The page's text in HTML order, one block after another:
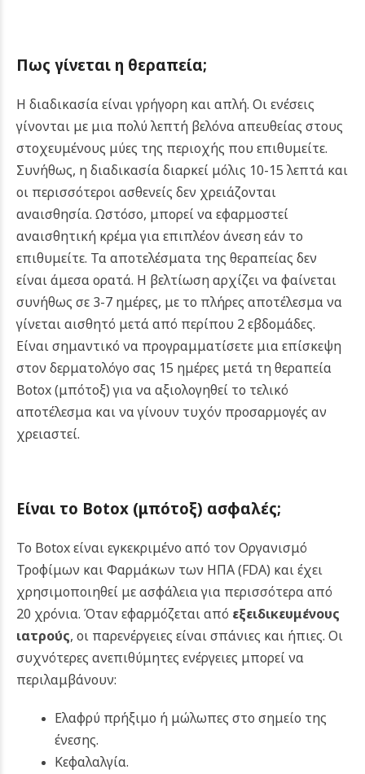
Πως γίνεται η θεραπεία;
Η διαδικασία είναι γρήγορη και απλή. Οι ενέσεις
γίνονται με μια πολύ λεπτή βελόνα απευθείας στους
στοχευμένους μύες της περιοχής που επιθυμείτε.
Συνήθως, η διαδικασία διαρκεί μόλις 10-15 λεπτά και
οι περισσότεροι ασθενείς δεν χρειάζονται
αναισθησία. Ωστόσο, μπορεί να εφαρμοστεί
αναισθητική κρέμα για επιπλέον άνεση εάν το
επιθυμείτε. Τα αποτελέσματα της θεραπείας δεν
είναι άμεσα ορατά. Η βελτίωση αρχίζει να φαίνεται
συνήθως σε 3-7 ημέρες, με το πλήρες αποτέλεσμα να
γίνεται αισθητό μετά από περίπου 2 εβδομάδες.
Είναι σημαντικό να προγραμματίσετε μια επίσκεψη
στον δερματολόγο σας 15 ημέρες μετά τη θεραπεία
Botox (μπότοξ)για να αξιολογηθεί το τελικό
αποτέλεσμα και να γίνουν τυχόν προσαρμογές αν
χρειαστεί.
Είναι το Botox (μπότοξ) ασφαλές;
Το Botox είναι εγκεκριμένο από τον Οργανισμό
Τροφίμων και Φαρμάκων των ΗΠΑ (FDA) και έχει
χρησιμοποιηθεί με ασφάλεια για περισσότερα από
20 χρόνια. Όταν εφαρμόζεται από εξειδικευμένους
ιατρούς, οι παρενέργειες είναι σπάνιες και ήπιες. Οι
συχνότερες ανεπιθύμητες ενέργειες μπορεί να
περιλαμβάνουν:
Ελαφρύ πρήξιμο ή μώλωπες στο σημείο της
ένεσης.
Κεφαλαλγία.